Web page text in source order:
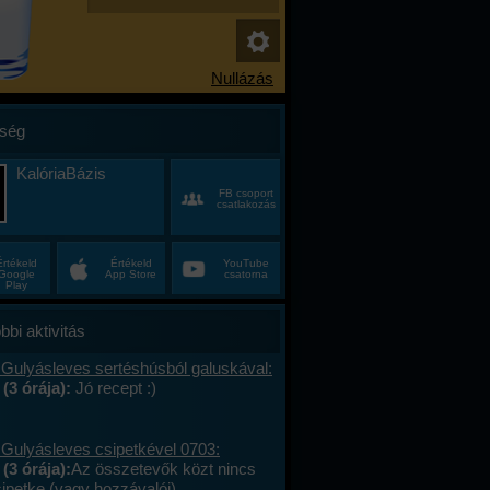
KalóriaBázis
FB csoport
csatlakozás
Play
Értékeld
App Store
YouTube
csatorna
aktivitás
sertéshúsból galuskával:
órája): Jó recept :)
csipetkével 0703:
órája):Az összetevők közt nincs